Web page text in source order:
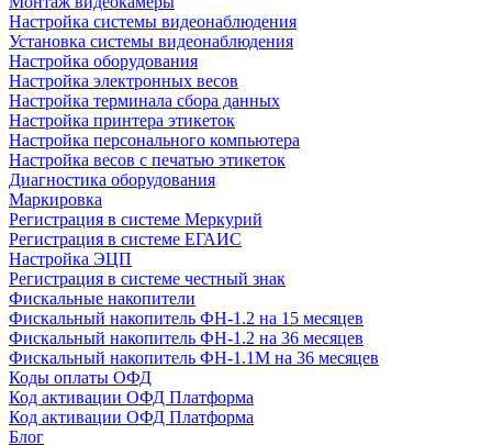
Настройка системы видеонаблюдения
Установка системы видеонаблюдения
Настройка оборудования
Настройка электронных весов
Настройка терминала сбора данных
Настройка принтера этикеток
Настройка персонального компьютера
Настройка весов с печатью этикеток
Диагностика оборудования
Маркировка
Регистрация в системе Меркурий
Регистрация в системе ЕГАИС
Настройка ЭЦП
Регистрация в системе честный знак
Фискальные накопители
Фискальный накопитель ФН-1.2 на 15 месяцев
Фискальный накопитель ФН-1.2 на 36 месяцев
Фискальный накопитель ФН-1.1М на 36 месяцев
Коды оплаты ОФД
Код активации ОФД Платформа
Код активации ОФД Платформа
Блог